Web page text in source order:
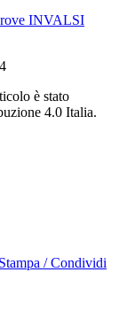
INVALSI
è stato
4.0 Italia.
Stampa / Condividi